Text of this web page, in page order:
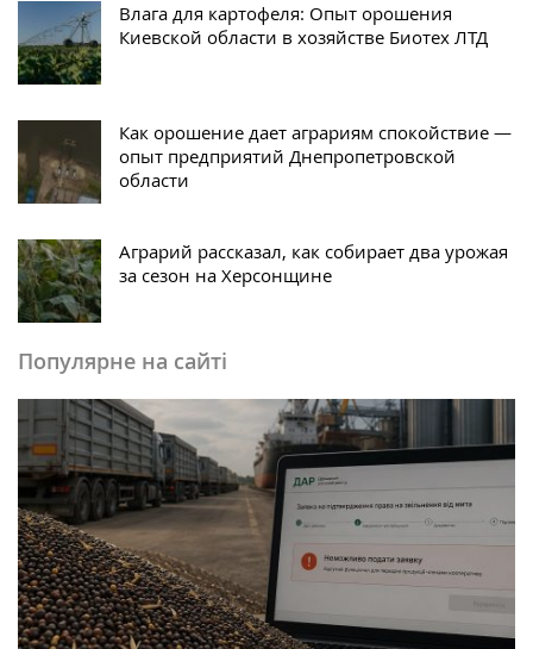
Влага для картофеля: Опыт орошения
Киевской области в хозяйстве Биотех ЛТД
Как орошение дает аграриям спокойствие —
опыт предприятий Днепропетровской
области
Аграрий рассказал, как собирает два урожая
за сезон на Херсонщине
Популярне на сайті